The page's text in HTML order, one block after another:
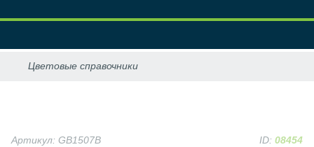
Артикул: GB1507B ID: 08454